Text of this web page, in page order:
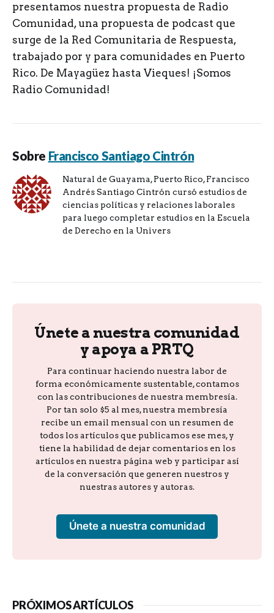
presentamos nuestra propuesta de Radio
Comunidad, una propuesta de podcast que
surge de la Red Comunitaria de Respuesta,
trabajado por y para comunidades en Puerto
Rico. De Mayagüez hasta Vieques! ¡Somos
Radio Comunidad!
Sobre Francisco Santiago Cintrón
Natural de Guayama, Puerto Rico, Francisco
Andrés Santiago Cintrón cursó estudios de
ciencias políticas y relaciones laborales
para luego completar estudios en la Escuela
de Derecho en la Univers
Únete a nuestra comunidad
y apoya a PRTQ
Para continuar haciendo nuestra labor de
forma económicamente sustentable, contamos
con las contribuciones de nuestra membresía.
Por tan solo $5 al mes, nuestra membresía
recibe un email mensual con un resumen de
todos los artículos que publicamos ese mes, y
tiene la habilidad de dejar comentarios en los
artículos en nuestra página web y participar así
de la conversación que generen nuestros y
nuestras autores y autoras.
Únete a nuestra comunidad
PRÓXIMOS ARTÍCULOS